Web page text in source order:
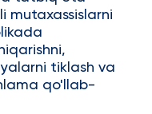
mutaxassislarni
tiklash va
qo'llab-